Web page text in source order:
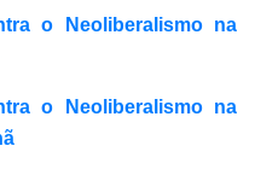
o Neoliberalismo na
o Neoliberalismo na